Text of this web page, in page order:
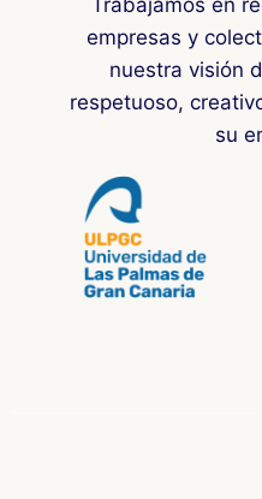
Trabajamos en
empresas y
nuestra visión
respetuoso,
su